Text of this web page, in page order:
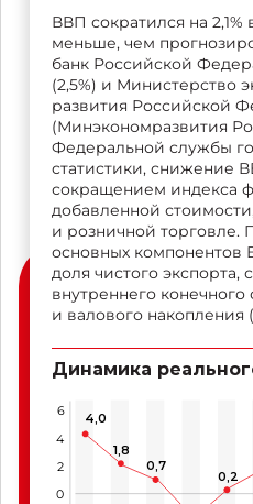
ВВП сократился на 2,1%
меньше, чем
банк Российской
(2,5%) и Министерство
развития Российской
(Минэкономразвития
Федеральной службы
статистики, снижение
сокращением индекса
добавленной
и розничной торговле.
основных компонентов
доля чистого экспорта,
внутреннего конечного
и валового накопления
Динамика
0,2
0,7
4,0
1,8
0
2
4
6